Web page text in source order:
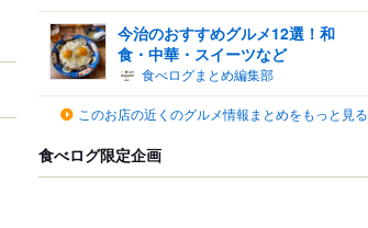
今治のおすすめグルメ12選！和
食・中華・スイーツなど
食べログまとめ編集部
このお店の近くのグルメ情報まとめをもっと見る
食べログ限定企画